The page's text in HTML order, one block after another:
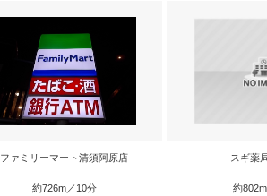
ファミリーマート清須阿原店
約726m／10分
スギ薬
約